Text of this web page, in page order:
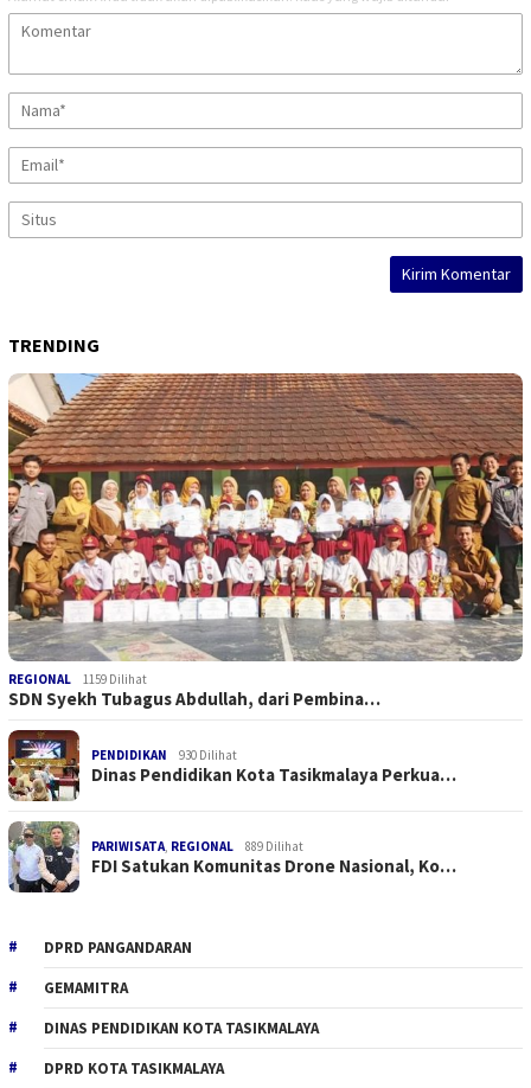
TRENDING
REGIONAL 1159 Dilihat
SDN Syekh Tubagus Abdullah, dari Pembina…
PENDIDIKAN 930 Dilihat
Dinas Pendidikan Kota Tasikmalaya Perkua…
PARIWISATA, REGIONAL 889 Dilihat
FDI Satukan Komunitas Drone Nasional, Ko…
DPRD PANGANDARAN
GEMAMITRA
DINAS PENDIDIKAN KOTA TASIKMALAYA
DPRD KOTA TASIKMALAYA